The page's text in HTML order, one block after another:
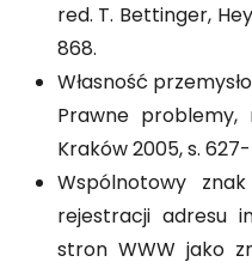
red. T. Bettinger,
868.
Własność
Prawne problemy,
Kraków 2005, s. 627-
Wspólnotowy
rejestracji adresu
stron WWW jako